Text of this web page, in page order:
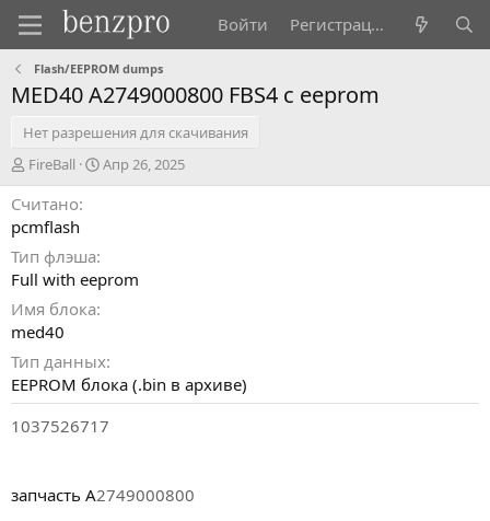
Войти Регистрация
Flash/EEPROM dumps
MED40 A2749000800 FBS4 c eeprom
Нет разрешения для скачивания
А
в
т
о
FireBall
Д
а
з
и
я
Апр 26, 2025
Считано
pcmflash
Тип флэша
Full with eeprom
Имя блока
med40
Тип данных
EEPROM блока (.bin в архиве)
1037526717
запчасть A2749000800